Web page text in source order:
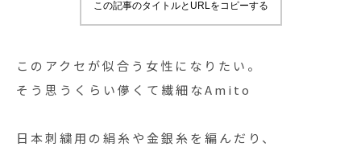
この記事のタイトルとURLをコピーする
このアクセが似合う女性になりたい。
そう思うくらい儚くて繊細なAmito
日本刺繍用の絹糸や金銀糸を編んだり、